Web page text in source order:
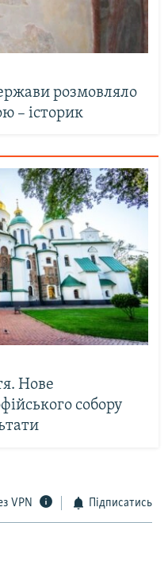
розмовляло
– історик
Нове
собору
VPN Підписатись